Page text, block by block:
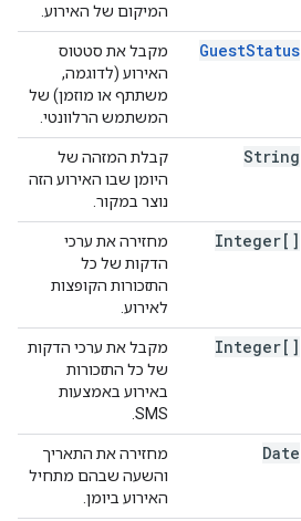
המיקום של האירוע.
GuestStatus
מקבל את סטטוס
האירוע (לדוגמה,
משתתף או מוזמן) של
המשתמש הרלוונטי.
String
קבלת המזהה של
היומן שבו האירוע הזה
נוצר במקור.
Integer[]
מחזירה את ערכי
הדקות של כל
התזכורות הקופצות
לאירוע.
Integer[]
מקבל את ערכי הדקות
של כל התזכורות
באירוע באמצעות
SMS.
Date
מחזירה את התאריך
והשעה שבהם מתחיל
האירוע ביומן.